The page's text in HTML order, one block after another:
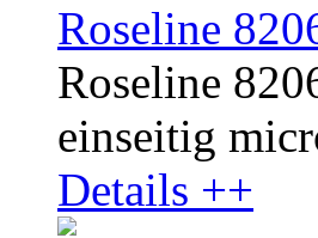
Roseline
Roseline
einseitig
Details ++